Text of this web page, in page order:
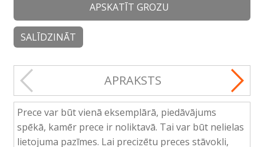
APSKATĪT GROZU
SALĪDZINĀT
APRAKSTS
Prece var būt vienā eksemplārā, piedāvājums
spēkā, kamēr prece ir noliktavā. Tai var būt nelielas
lietojuma pazīmes. Lai precizētu preces stāvokli,